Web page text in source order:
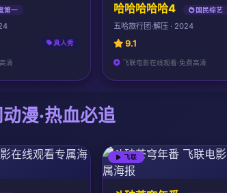
第一
真人秀
清
哈哈哈哈哈4 国民综艺
五哈旅行团·解压 · 2024
9.1
飞联电影在线观看·免费高清
漫·热血必追
飞联